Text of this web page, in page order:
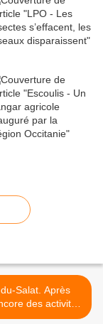
Salat. Après
des activités
pour tous >